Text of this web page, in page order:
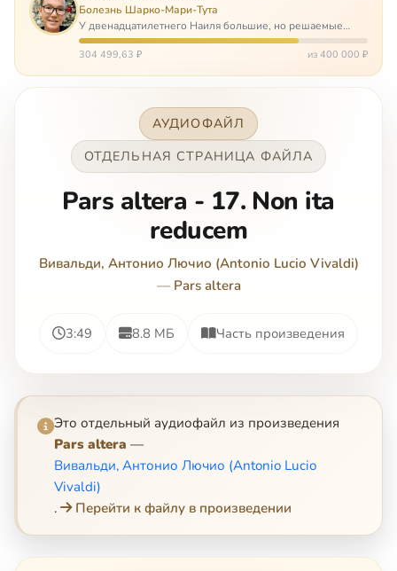
Болезнь Шарко-Мари-Тута
У двенадцатилетнего Наиля большие, но решаемые
проблемы. Он болен редкой болезнью, которая ставит
перед ним множество непростых задача, угрожая в
304 499,63 ₽ из 400 000 ₽
АУДИОФАЙЛ
ОТДЕЛЬНАЯ СТРАНИЦА ФАЙЛА
Pars altera - 17. Non ita
reducem
Вивальди, Антонио Лючио (Antonio Lucio Vivaldi)
— Pars altera
3:49 8.8 МБ Часть произведения
Это отдельный аудиофайл из произведения
Pars altera —
Вивальди, Антонио Лючио (Antonio Lucio
Vivaldi)
.
Перейти к файлу в произведении